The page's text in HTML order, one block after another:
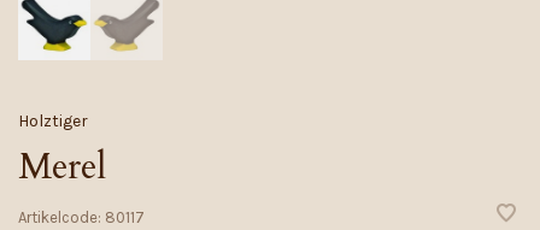
Holztiger
Merel
Artikelcode: 80117